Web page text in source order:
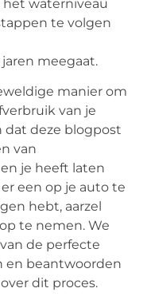
het waterniveau
te volgen
meegaat.
manier om
van je
dat deze blogpost
van
je heeft laten
een op je auto te
hebt, aarzel
te nemen. We
de perfecte
en beantwoorden
dit proces.